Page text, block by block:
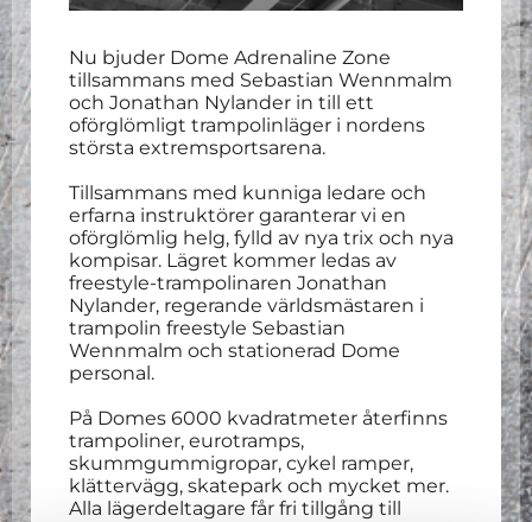
Nu bjuder Dome Adrenaline Zone
tillsammans med Sebastian Wennmalm
och Jonathan Nylander in till ett
oförglömligt trampolinläger i nordens
största extremsportsarena.
Tillsammans med kunniga ledare och
erfarna instruktörer garanterar vi en
oförglömlig helg, fylld av nya trix och nya
kompisar. Lägret kommer ledas av
freestyle-trampolinaren Jonathan
Nylander, regerande världsmästaren i
trampolin freestyle Sebastian
Wennmalm och stationerad Dome
personal.
På Domes 6000 kvadratmeter återfinns
trampoliner, eurotramps,
skummgummigropar, cykel ramper,
klättervägg, skatepark och mycket mer.
Alla lägerdeltagare får fri tillgång till